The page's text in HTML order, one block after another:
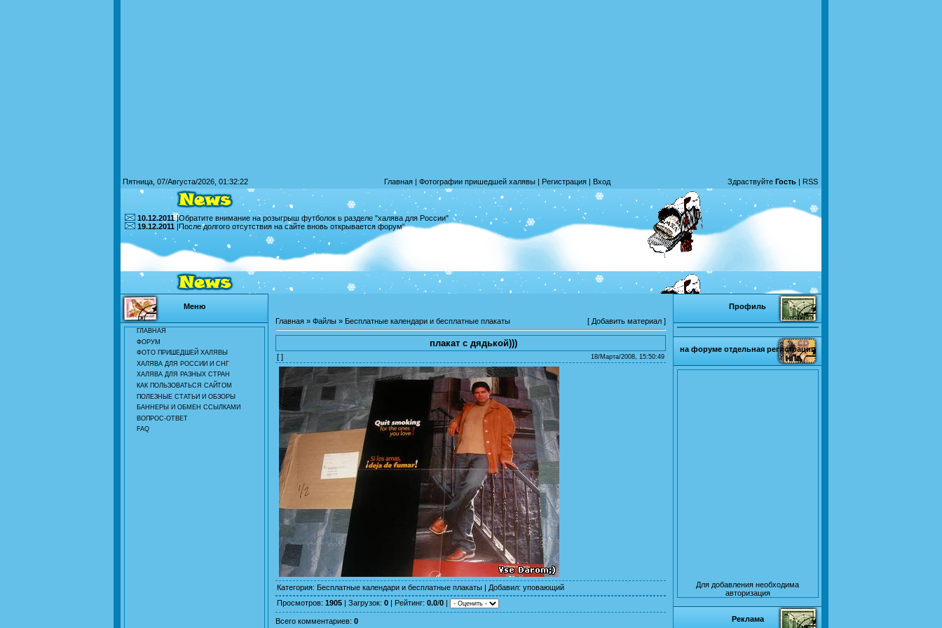
Пятница, 07/Августа/2026, 01:32:22 Главная | Фотографии пришедшей халявы | Регистрация | Вход Здраствуйте Гость | RSS
10.12.2011|Обратите внимание на розыгрыш футболок в разделе "халява для России"
19.12.2011 |После долгого отсутствия на сайте вновь открывается форум"
Меню
ГЛАВНАЯ
ФОРУМ
ФОТО ПРИШЕДШЕЙ ХАЛЯВЫ
ХАЛЯВА ДЛЯ РОССИИ И СНГ
ХАЛЯВА ДЛЯ РАЗНЫХ СТРАН
КАК ПОЛЬЗОВАТЬСЯ САЙТОМ
ПОЛЕЗНЫЕ СТАТЬИ И ОБЗОРЫ
БАННЕРЫ И ОБМЕН ССЫЛКАМИ
ВОПРОС-ОТВЕТ
FAQ
Главная » Файлы » Бесплатные календари и бесплатные плакаты [ Добавить материал ]
плакат с дядькой)))
[ ] 18/Марта/2008, 15:50:49
Категория: Бесплатные календари и бесплатные плакаты | Добавил: уповающий
Просмотров: 1905 | Загрузок: 0 | Рейтинг: 0.0/0 |
Всего комментариев: 0
Профиль
на форуме отдельная регистрация
Для добавления необходима
авторизация
Реклама